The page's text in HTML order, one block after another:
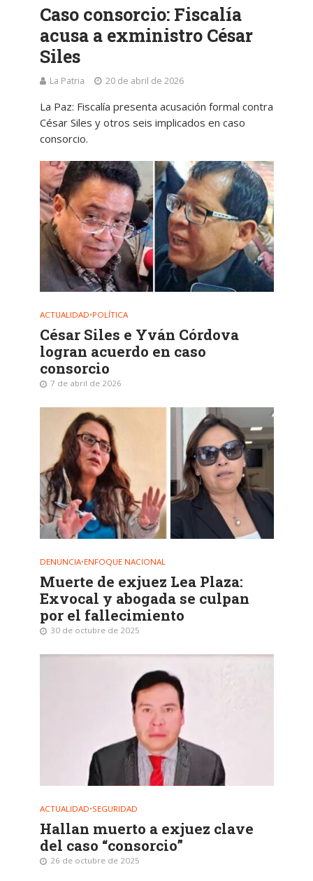
Caso consorcio: Fiscalía
acusa a exministro César
Siles
La Patria 20 de abril de 2026
La Paz: Fiscalía presenta acusación formal contra
César Siles y otros seis implicados en caso
consorcio.
ACTUALIDAD•POLÍTICA
César Siles e Yván Córdova
logran acuerdo en caso
consorcio
7 de abril de 2026
DENUNCIA•ENFOQUE NACIONAL
Muerte de exjuez Lea Plaza:
Exvocal y abogada se culpan
por el fallecimiento
30 de octubre de 2025
ACTUALIDAD•SEGURIDAD
Hallan muerto a exjuez clave
del caso “consorcio”
26 de octubre de 2025